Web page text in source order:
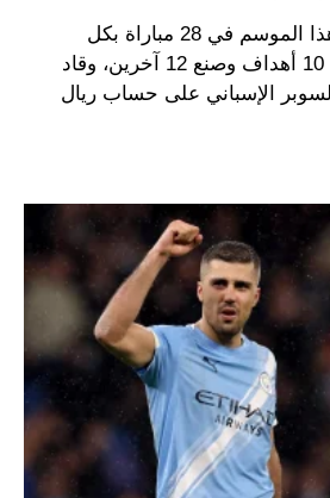
يذكر أن يامال شارك هذا الموسم في 28 مباراة بكل
البطولات سجل خلالها 10 أهداف وصنع 12 آخرين، وقاد
الإسباني على حساب ريال